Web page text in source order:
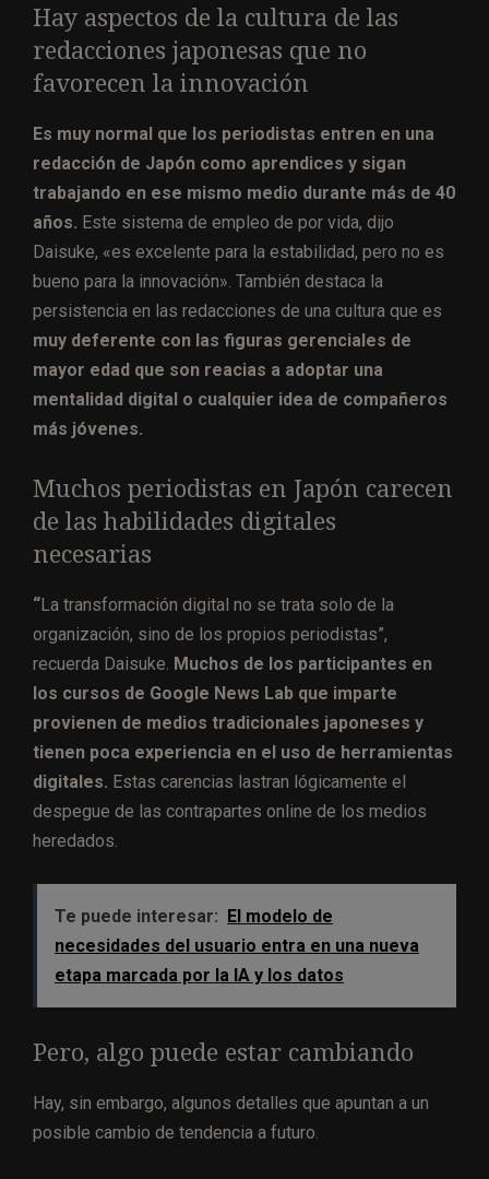
Hay aspectos de la cultura de las
redacciones japonesas que no
favorecen la innovación
Es muy normal que los periodistas entren en una
redacción de Japón como aprendices y sigan
trabajando en ese mismo medio durante más de 40
años. Este sistema de empleo de por vida, dijo
Daisuke, «es excelente para la estabilidad, pero no es
bueno para la innovación». También destaca la
persistencia en las redacciones de una cultura que es
muy deferente con las figuras gerenciales de
mayor edad que son reacias a adoptar una
mentalidad digital o cualquier idea de compañeros
más jóvenes.
Muchos periodistas en Japón carecen
de las habilidades digitales
necesarias
“La transformación digital no se trata solo de la
organización, sino de los propios periodistas”,
recuerda Daisuke. Muchos de los participantes en
los cursos de Google News Lab que imparte
provienen de medios tradicionales japoneses y
tienen poca experiencia en el uso de herramientas
digitales. Estas carencias lastran lógicamente el
despegue de las contrapartes online de los medios
heredados.
Te puede interesar: El modelo de
necesidades del usuario entra en una nueva
etapa marcada por la IA y los datos
Pero, algo puede estar cambiando
Hay, sin embargo, algunos detalles que apuntan a un
posible cambio de tendencia a futuro.